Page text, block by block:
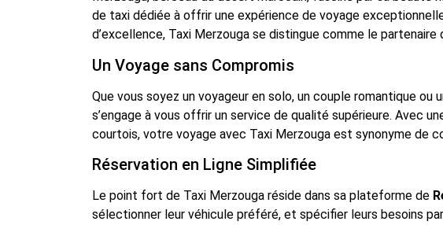
de taxi dédiée à offrir une expérience de voyage
d’excellence, Taxi Merzouga se distingue comme le
Un Voyage sans Compromis
Que vous soyez un voyageur en solo, un couple romantique
s’engage à vous offrir un service de qualité supérieure. Avec
courtois, votre voyage avec Taxi Merzouga est synonyme de
Réservation en Ligne Simplifiée
Le point fort de Taxi Merzouga réside dans sa plateforme de
sélectionner leur véhicule préféré, et spécifier leurs besoins